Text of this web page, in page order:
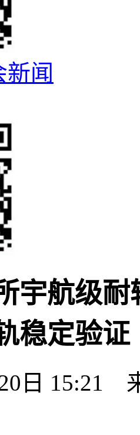
新闻
宇航级
稳定验证
日 15:21